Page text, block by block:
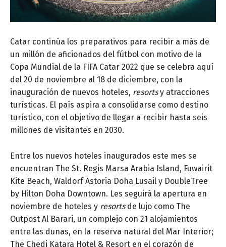
Catar continúa los preparativos para recibir a más de
un millón de aficionados del fútbol con motivo de la
Copa Mundial de la FIFA Catar 2022 que se celebra aquí
del 20 de noviembre al 18 de diciembre, con la
inauguración de nuevos hoteles, resortsy atracciones
turísticas. El país aspira a consolidarse como destino
turístico, con el objetivo de llegar a recibir hasta seis
millones de visitantes en 2030.
Entre los nuevos hoteles inaugurados este mes se
encuentran The St. Regis Marsa Arabia Island, Fuwairit
Kite Beach, Waldorf Astoria Doha Lusail y DoubleTree
by Hilton Doha Downtown. Les seguirá la apertura en
noviembre de hoteles y resortsde lujo como The
Outpost Al Barari, un complejo con 21 alojamientos
entre las dunas, en la reserva natural del Mar Interior;
The Chedi Katara Hotel & Resort en el corazón de